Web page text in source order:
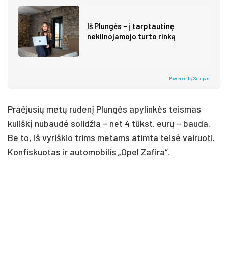
Iš Plungės – į tarptautinę
nekilnojamojo turto rinką
Powered by Setupad
Praėjusių metų rudenį Plungės apylinkės teismas
kuliškį nubaudė solidžia – net 4 tūkst. eurų – bauda.
Be to, iš vyriškio trims metams atimta teisė vairuoti.
Konfiskuotas ir automobilis „Opel Zafira“.